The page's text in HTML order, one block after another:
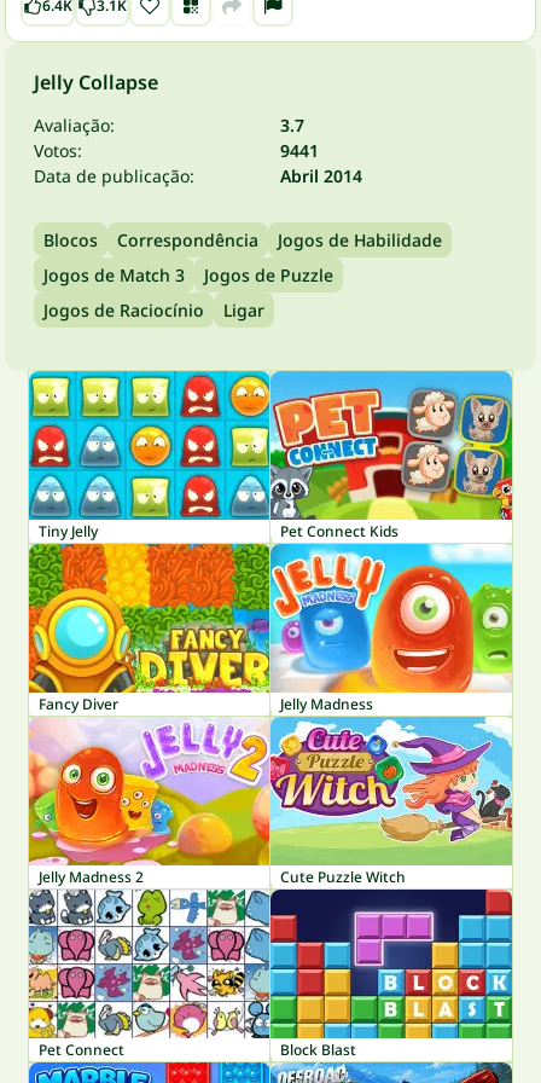
6.4K 3.1K
Jelly Collapse
Avaliação:
3.7
Votos:
9441
Data de publicação:
Abril 2014
Blocos Correspondência
Jogos de Habilidade
Jogos de Match 3
Jogos de Puzzle
Jogos de Raciocínio
Ligar
Tiny Jelly Pet Connect Kids
Fancy Diver Jelly Madness
Jelly Madness 2 Cute Puzzle Witch
Pet Connect Block Blast